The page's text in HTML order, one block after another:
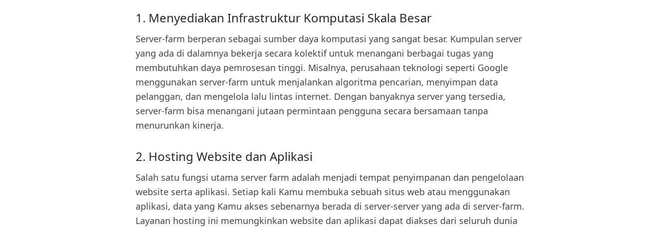
1. Menyediakan Infrastruktur Komputasi Skala Besar
Server-farm berperan sebagai sumber daya komputasi yang sangat besar. Kumpulan server
yang ada di dalamnya bekerja secara kolektif untuk menangani berbagai tugas yang
membutuhkan daya pemrosesan tinggi. Misalnya, perusahaan teknologi seperti Google
menggunakan server-farm untuk menjalankan algoritma pencarian, menyimpan data
pelanggan, dan mengelola lalu lintas internet. Dengan banyaknya server yang tersedia,
server-farm bisa menangani jutaan permintaan pengguna secara bersamaan tanpa
menurunkan kinerja.
2. Hosting Website dan Aplikasi
Salah satu fungsi utama server farm adalah menjadi tempat penyimpanan dan pengelolaan
website serta aplikasi. Setiap kali Kamu membuka sebuah situs web atau menggunakan
aplikasi, data yang Kamu akses sebenarnya berada di server-server yang ada di server-farm.
Layanan hosting ini memungkinkan website dan aplikasi dapat diakses dari seluruh dunia